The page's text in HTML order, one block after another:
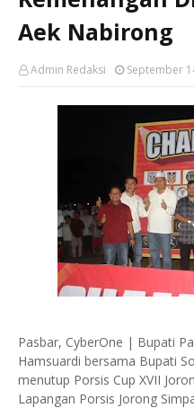
Aek Nabirong
Admin Redaksi September
Pasbar, CyberOne | Bupati
Hamsuardi bersama Bupati
menutup Porsis Cup XVII
Lapangan Porsis Jorong